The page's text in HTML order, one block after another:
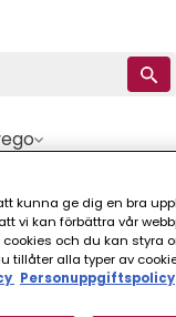
4 M
kunna ge dig en bra
vi kan förbättra vår
och du kan styra
alla typer av
Personuppgiftspolicy